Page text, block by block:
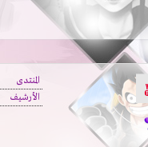
المنتدى
الأرشيف